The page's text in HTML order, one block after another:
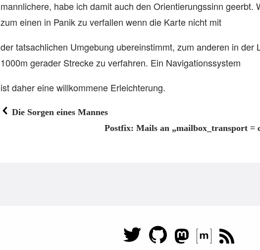
mannlichere, habe ich damit auch den Orientierungssinn geerbt.
zum einen in Panik zu verfallen wenn die Karte nicht mit
der tatsachlichen Umgebung ubereinstimmt, zum anderen in der
1000m gerader Strecke zu verfahren. Ein Navigationssystem
ist daher eine willkommene Erleichterung.
Die Sorgen eines Mannes
Postfix: Mails an „mailbox_transport =